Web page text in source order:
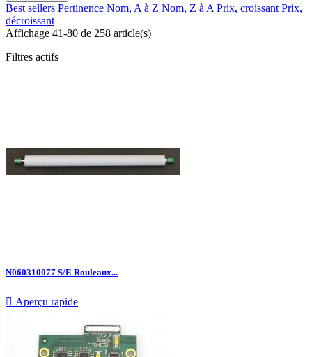
Best sellers Pertinence Nom, A à Z Nom, Z à A Prix, croissant Prix,
décroissant
Affichage 41-80 de 258 article(s)
Filtres actifs
N060310077 S/E Rouleaux...
 Aperçu rapide